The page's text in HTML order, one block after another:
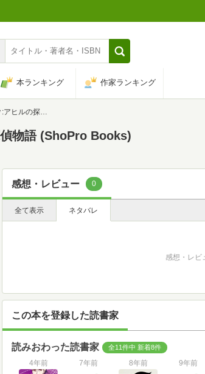
本ランキング 作家ランキング
語 (ShoPro Books)
物語 (ShoPro Books)
感想・レビュー 0
全て表示 ネタバレ
感想・レビ
この本を登録した読書家
読みおわった読書家 全11件中 新着8件
4年前 7年前 8年前 9年前